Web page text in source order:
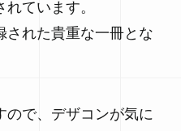
ています。
された貴重な一冊とな
ので、デザコンが気に